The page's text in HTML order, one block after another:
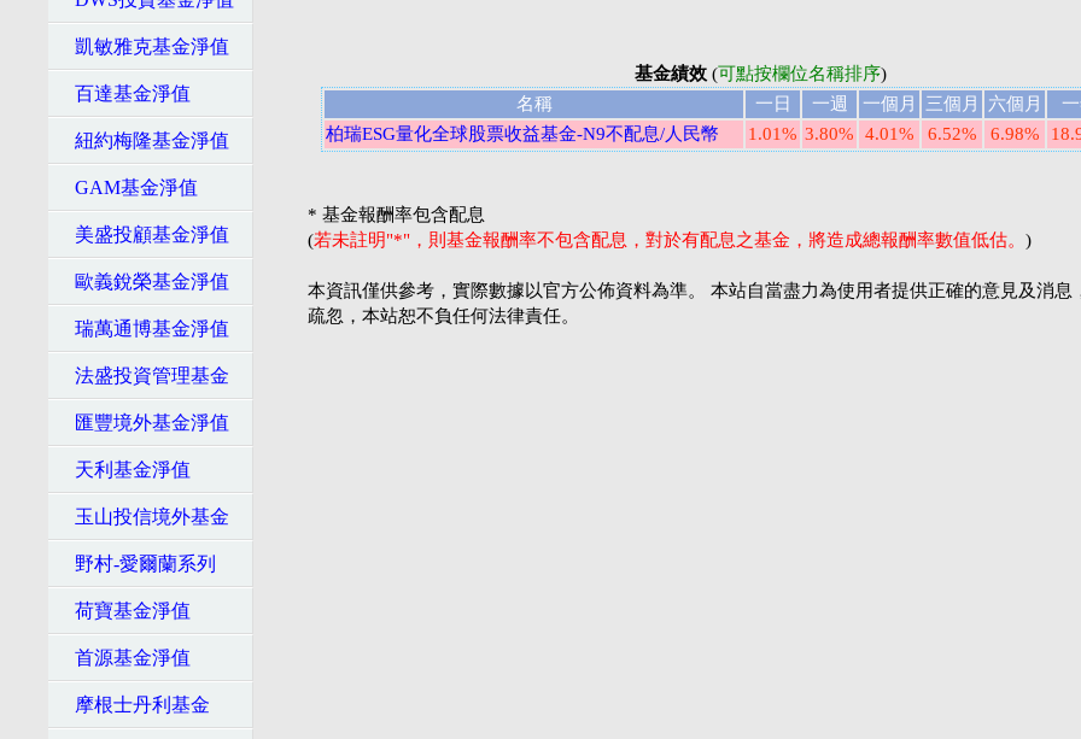
凱敏雅克基金淨值
百達基金淨值
紐約梅隆基金淨值
GAM基金淨值
美盛投顧基金淨值
歐義銳榮基金淨值
瑞萬通博基金淨值
法盛投資管理基金
匯豐境外基金淨值
天利基金淨值
玉山投信境外基金
野村-愛爾蘭系列
荷寶基金淨值
首源基金淨值
摩根士丹利基金
基金績效(可點按欄位名稱排序)
名稱
一日 一週 一個月 三個月 六個月
柏瑞ESG量化全球股票收益基金-N9不配息/人民幣
1.01% 3.80% 4.01% 6.52% 6.98%
* 基金報酬率包含配息
(若未註明"*"，則基金報酬率不包含配息，對於有配息之基金，將造成總報酬率數值低估。 )
本資訊僅供參考，實際數據以官方公佈資料為準。 本站自當盡力為使用者提供正確的意見及消息
疏忽，本站恕不負任何法律責任。